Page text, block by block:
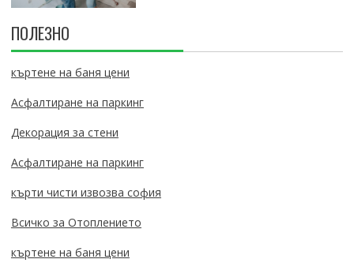
ПОЛЕЗНО
къртене на баня цени
Асфалтиране на паркинг
Декорация за стени
Асфалтиране на паркинг
кърти чисти извозва софия
Всичко за Отоплението
къртене на баня цени